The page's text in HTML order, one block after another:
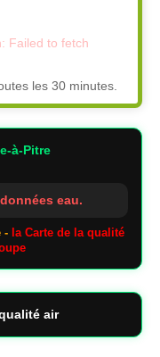
Failed to fetch
les 30 minutes.
à-Pitre
eau.
- la Carte de la qualité
air